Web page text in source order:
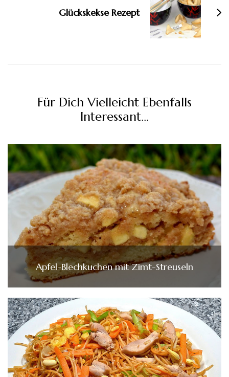
Glückskekse Rezept
Für Dich Vielleicht Ebenfalls
Interessant...
Apfel-Blechkuchen mit Zimt-Streuseln